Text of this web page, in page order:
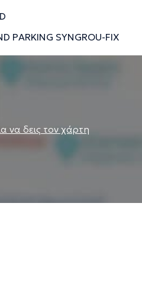
PARKING SYNGROU-FIX
να δεις τον χάρτη